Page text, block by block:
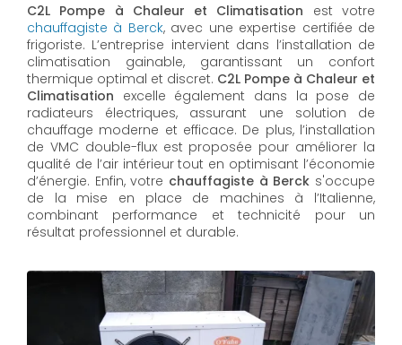
C2L Pompe à Chaleur et Climatisation est votre
chauffagiste à Berck, avec une expertise certifiée de
frigoriste. L’entreprise intervient dans l’installation de
climatisation gainable, garantissant un confort
thermique optimal et discret. C2L Pompe à Chaleur et
Climatisation excelle également dans la pose de
radiateurs électriques, assurant une solution de
chauffage moderne et efficace. De plus, l’installation
de VMC double-flux est proposée pour améliorer la
qualité de l’air intérieur tout en optimisant l’économie
d’énergie. Enfin, votre chauffagiste à Berck s'occupe
de la mise en place de machines à l’Italienne,
combinant performance et technicité pour un
résultat professionnel et durable.